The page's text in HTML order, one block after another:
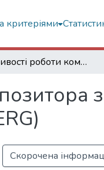
критеріями
Особливості роботи композитора з рок-колективом (на прикладі львівського гурту LEMBERG)
Скорочена